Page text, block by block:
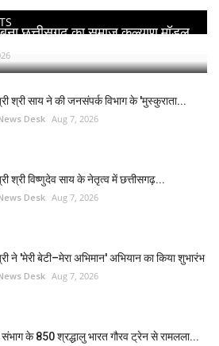
छत्तीसगढ़ का समाज कल्याण मॉडल...
श्री साय ने की जनसंपर्क विभाग के 'मुस्कुराता...
Desk Aug 7, 2026
श्री विष्णुदेव साय के नेतृत्व में छत्तीसगढ़...
Desk Aug 7, 2026
ने 'मेरी बेटी–मेरा अभिमान' अभियान का किया शुभारंभ
Desk Aug 7, 2026
के 850 श्रद्धालु भारत गौरव ट्रेन से रामलला...